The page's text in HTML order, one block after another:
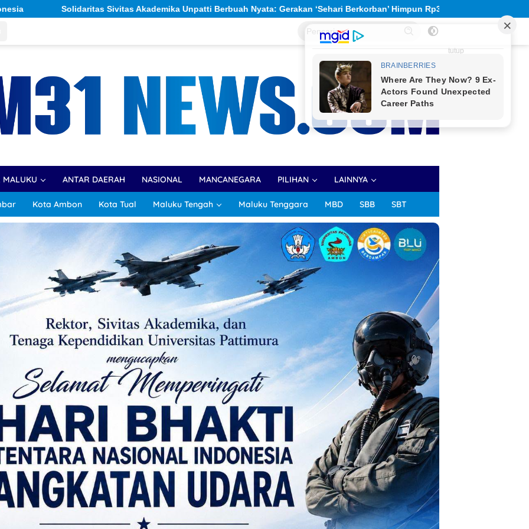
Unpatti Berbuah Nyata: Gerakan ‘Sehari Berkorban’ Himpun Rp309,6 Juta untuk Percepatan Pembangunan Gereja Kampus
tutup
MALUKU ANTAR DAERAH NASIONAL MANCANEGARA PILIHAN LAINNYA
Kota Ambon Kota Tual Maluku Tengah Maluku Tenggara MBD SBB SBT